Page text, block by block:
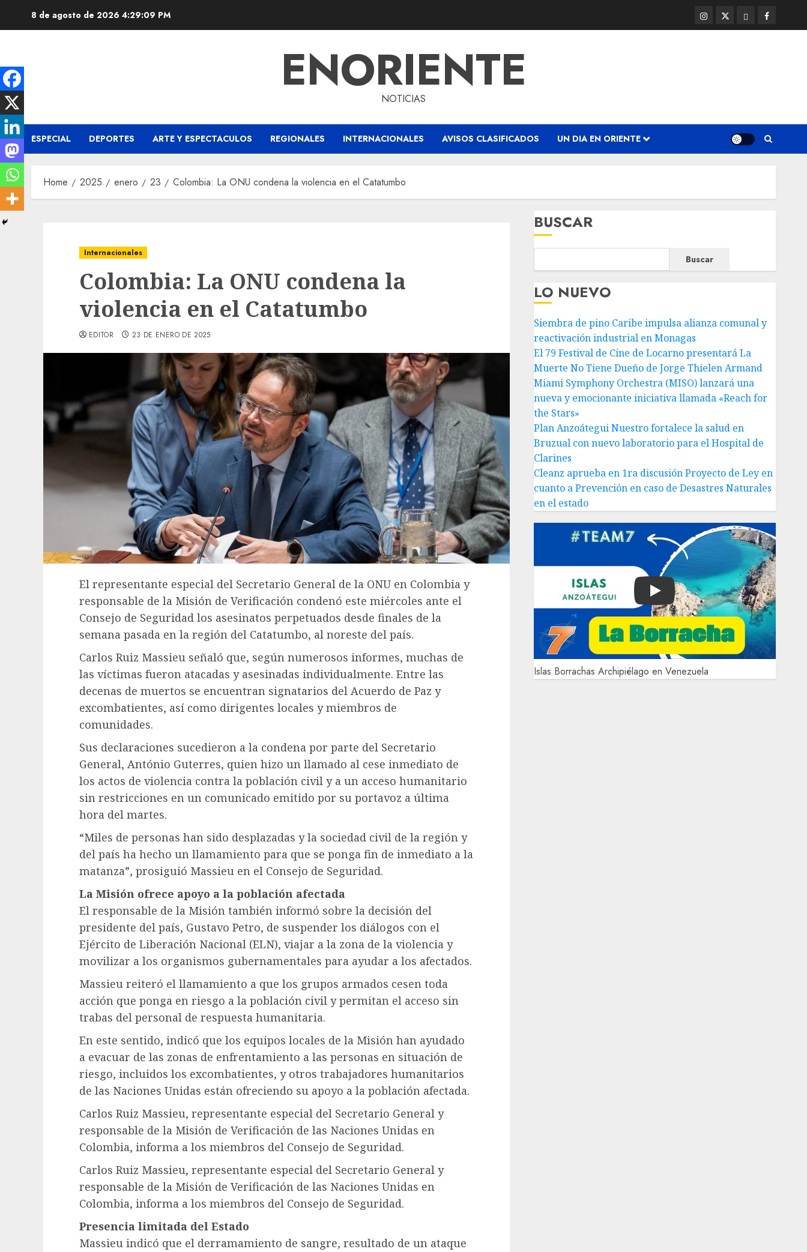
8 de agosto de 2026 4:29:10 PM
Instagram
@EnOriente
Twitter
(X)
ThreadsFacebook
ENORIENTE
NOTICIAS
ESPECIAL DEPORTES ARTE Y ESPECTACULOS REGIONALES INTERNACIONALES AVISOS CLASIFICADOS UN DIA EN ORIENTE
Home 2025 enero 23 Colombia: La ONU condena la violencia en el Catatumbo
Internacionales
Colombia: La ONU condena la
violencia en el Catatumbo
EDITOR 23 DE ENERO DE 2025
El representante especial del Secretario General de la ONU en Colombia y
responsable de la Misión de Verificación condenó este miércoles ante el
Consejo de Seguridad los asesinatos perpetuados desde finales de la
semana pasada en la región del Catatumbo, al noreste del país.
Carlos Ruiz Massieu señaló que, según numerosos informes, muchas de
las víctimas fueron atacadas y asesinadas individualmente. Entre las
decenas de muertos se encuentran signatarios del Acuerdo de Paz y
excombatientes, así como dirigentes locales y miembros de
comunidades.
Sus declaraciones sucedieron a la condena por parte del Secretario
General, António Guterres, quien hizo un llamado al cese inmediato de
los actos de violencia contra la población civil y a un acceso humanitario
sin restricciones en un comunicado emitido por su portavoz a última
hora del martes.
“Miles de personas han sido desplazadas y la sociedad civil de la región y
del país ha hecho un llamamiento para que se ponga fin de inmediato a la
matanza”, prosiguió Massieu en el Consejo de Seguridad.
La Misión ofrece apoyo a la población afectada
El responsable de la Misión también informó sobre la decisión del
presidente del país, Gustavo Petro, de suspender los diálogos con el
Ejército de Liberación Nacional (ELN), viajar a la zona de la violencia y
movilizar a los organismos gubernamentales para ayudar a los afectados.
Massieu reiteró el llamamiento a que los grupos armados cesen toda
acción que ponga en riesgo a la población civil y permitan el acceso sin
trabas del personal de respuesta humanitaria.
En este sentido, indicó que los equipos locales de la Misión han ayudado
a evacuar de las zonas de enfrentamiento a las personas en situación de
riesgo, incluidos los excombatientes, y otros trabajadores humanitarios
de las Naciones Unidas están ofreciendo su apoyo a la población afectada.
Carlos Ruiz Massieu, representante especial del Secretario General y
responsable de la Misión de Verificación de las Naciones Unidas en
Colombia, informa a los miembros del Consejo de Seguridad.
Carlos Ruiz Massieu, representante especial del Secretario General y
responsable de la Misión de Verificación de las Naciones Unidas en
Colombia, informa a los miembros del Consejo de Seguridad.
Presencia limitada del Estado
Massieu indicó que el derramamiento de sangre, resultado de un ataque
BUSCAR
Buscar
LO NUEVO
Siembra de pino Caribe impulsa alianza comunal y
reactivación industrial en Monagas
El 79 Festival de Cine de Locarno presentará La
Muerte No Tiene Dueño de Jorge Thielen Armand
Miami Symphony Orchestra (MISO) lanzará una
nueva y emocionante iniciativa llamada «Reach for
the Stars»
Plan Anzoátegui Nuestro fortalece la salud en
Bruzual con nuevo laboratorio para el Hospital de
Clarines
Cleanz aprueba en 1ra discusión Proyecto de Ley en
cuanto a Prevención en caso de Desastres Naturales
en el estado
Play
Islas Borrachas Archipiélago en Venezuela